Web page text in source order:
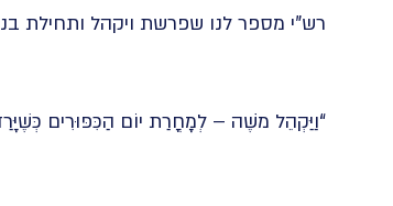
רש”י מספר לנו שפרשת ויקהל ותחילת
“וַיַּקְהֵל מֹשֶׁה – לְמָחֳרַת יוֹם הַכִּפּוּרִים